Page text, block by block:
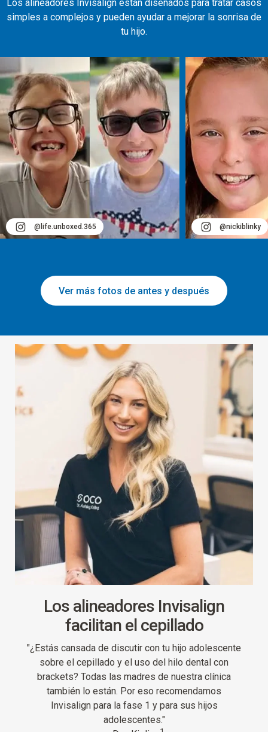
Los alineadores Invisalign están diseñados para tratar casos
simples a complejos y pueden ayudar a mejorar la sonrisa de
tu hijo.
@life.unboxed.365 @nickiblinky
Ver más fotos de antes y después
Los alineadores Invisalign
facilitan el cepillado
"¿Estás cansada de discutir con tu hijo adolescente
sobre el cepillado y el uso del hilo dental con
brackets? Todas las madres de nuestra clínica
también lo están. Por eso recomendamos
Invisalign para la fase 1 y para sus hijos
adolescentes."